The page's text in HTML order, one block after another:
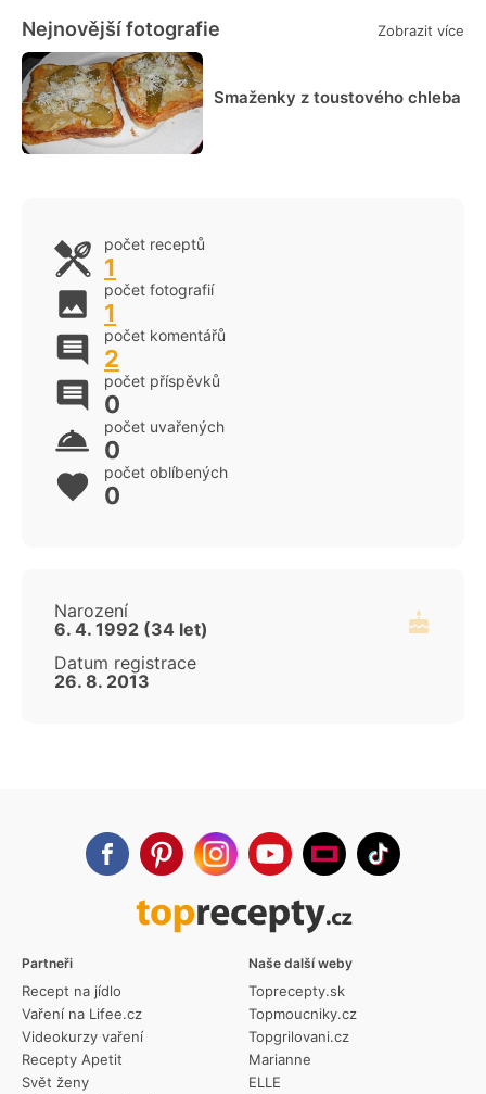
Nejnovější fotografie Zobrazit více
Smaženky z toustového chleba
počet receptů
1
počet fotografií
1
počet komentářů
2
počet příspěvků
0
počet uvařených
0
počet oblíbených
0
Narození
6. 4. 1992 (34 let)
Datum registrace
26. 8. 2013
Partneři
Recept na jídlo
Vaření na Lifee.cz
Videokurzy vaření
Recepty Apetit
Svět ženy
Naše další weby
Toprecepty.sk
Topmoucniky.cz
Topgrilovani.cz
Marianne
ELLE